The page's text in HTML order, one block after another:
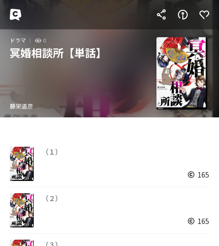
ドラマ 0
冥婚相談所【単話】
藤栄道彦
（１）
165
（２）
165